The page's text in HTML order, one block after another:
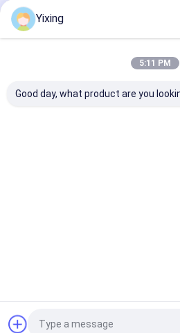
กรองสูญญากาศเซรามิกโรงงา
Factory Co., Ltd. All
Yixing
5:11 PM
Good day, what product are you